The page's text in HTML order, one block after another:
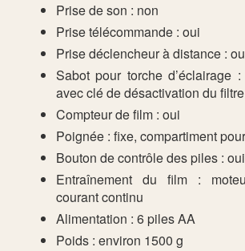
Prise de son : non
Prise télécommande : oui
Prise déclencheur à distance :
Sabot pour torche d’éclairage
avec clé de désactivation du filtre
Compteur de film : oui
Poignée : fixe, compartiment
Bouton de contrôle des piles : oui
Entraînement du film :
courant continu
Alimentation : 6 piles AA
Poids : environ 1500 g